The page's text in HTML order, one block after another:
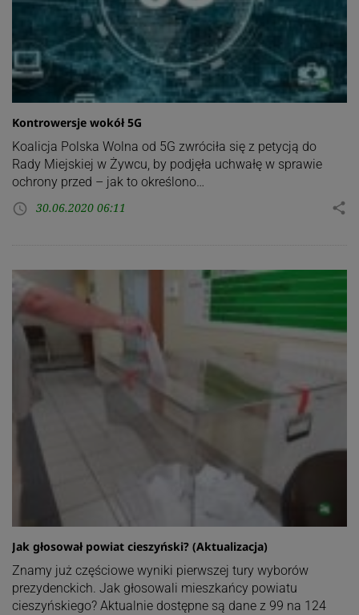
Kontrowersje wokół 5G
Koalicja Polska Wolna od 5G zwróciła się z petycją do
Rady Miejskiej w Żywcu, by podjęła uchwałę w sprawie
ochrony przed – jak to określono…
access_time 30.06.2020 06:11 share
Jak głosował powiat cieszyński? (Aktualizacja)
Znamy już częściowe wyniki pierwszej tury wyborów
prezydenckich. Jak głosowali mieszkańcy powiatu
cieszyńskiego? Aktualnie dostępne są dane z 99 na 124